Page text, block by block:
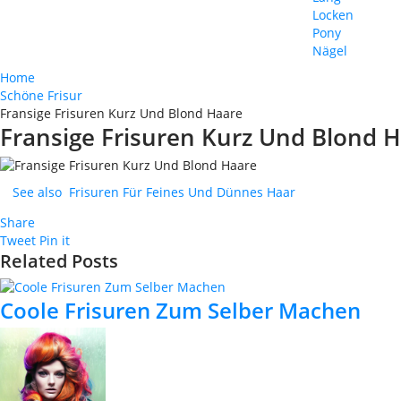
Locken
Pony
Nägel
Home
Schöne Frisur
Fransige Frisuren Kurz Und Blond Haare
Fransige Frisuren Kurz Und Blond
See also Frisuren Für Feines Und Dünnes Haar
Share
Tweet Pin it
Related Posts
Coole Frisuren Zum Selber Machen